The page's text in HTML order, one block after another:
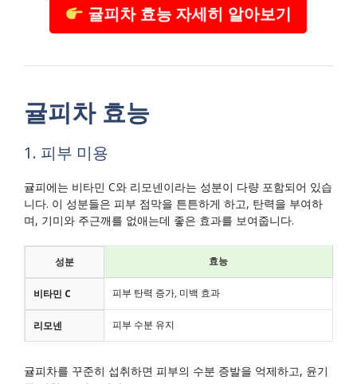
귤피차 효능 자세히 알아보기
귤피차 효능
1. 피부 미용
귤피에는 비타민 C와 리모넨이라는 성분이 다량 포함되어 있습
니다. 이 성분들은 피부 점막을 튼튼하게 하고, 탄력을 부여하
며, 기미와 주근깨를 없애는데 좋은 효과를 보여줍니다.
성분 효능
비타민 C 피부 탄력 증가, 미백 효과
리모넨 피부 수분 유지
귤피차를 꾸준히 섭취하면 피부의 수분 증발을 억제하고, 윤기